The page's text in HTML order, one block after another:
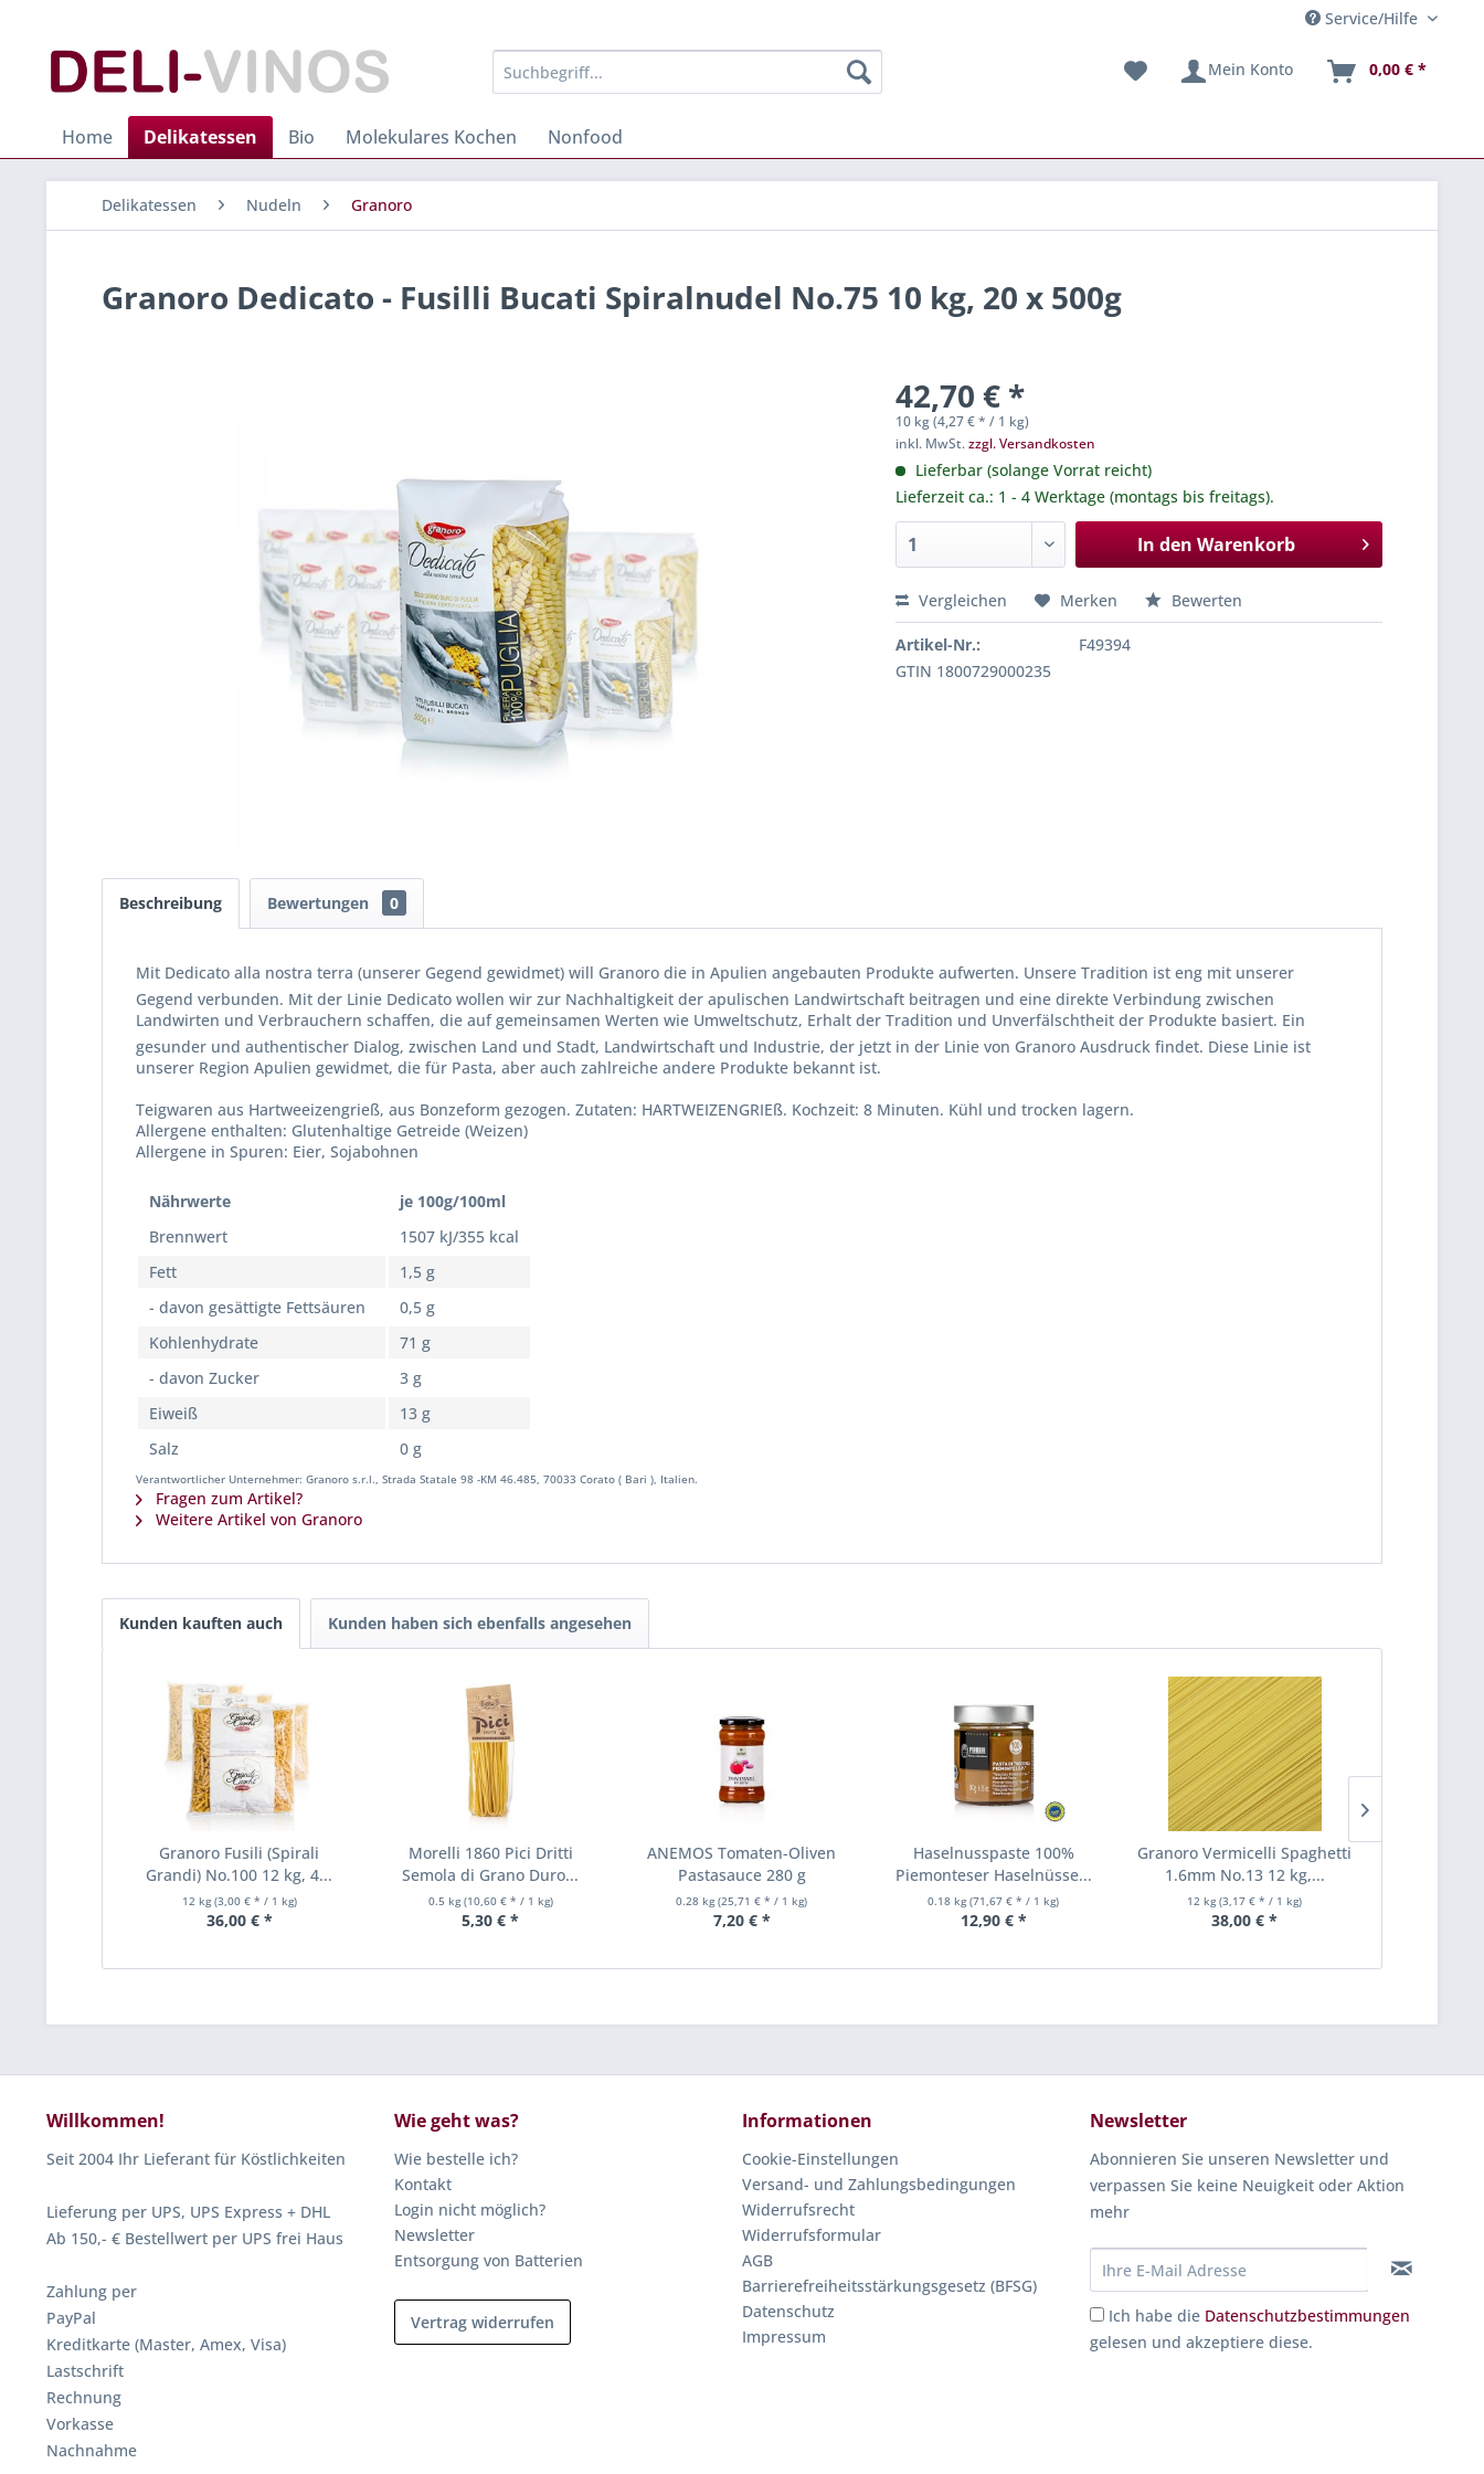
Service/Hilfe
Mein Konto 0,00 € *
Home Delikatessen Bio Molekulares Kochen Nonfood
Delikatessen Nudeln Granoro
Granoro Dedicato - Fusilli Bucati Spiralnudel No.75 10 kg, 20 x 500g
42,70 € *
10 kg (4,27 € * / 1 kg)
inkl. MwSt.zzgl. Versandkosten
Lieferbar (solange Vorrat reicht)
Lieferzeit ca.: 1 - 4 Werktage (montags bis freitags).
In den Warenkorb
Vergleichen Merken Bewerten
Artikel-Nr.:
F49394
GTIN 1800729000235
Beschreibung Bewertungen 0
Mit Dedicato alla nostra terra (unserer Gegend gewidmet) will Granoro die in Apulien angebauten Produkte aufwerten. Unsere Tradition ist eng mit unserer
Gegend verbunden. Mit der Linie Dedicato wollen wir zur Nachhaltigkeit der apulischen Landwirtschaft beitragen und eine direkte Verbindung zwischen
Landwirten und Verbrauchern schaffen, die auf gemeinsamen Werten wie Umweltschutz, Erhalt der Tradition und Unverfälschtheit der Produkte basiert. Ein
gesunder und authentischer Dialog, zwischen Land und Stadt, Landwirtschaft und Industrie, der jetzt in der Linie von Granoro Ausdruck findet. Diese Linie ist
unserer Region Apulien gewidmet, die für Pasta, aber auch zahlreiche andere Produkte bekannt ist.
Teigwaren aus Hartweeizengrieß, aus Bonzeform gezogen. Zutaten: HARTWEIZENGRIEß. Kochzeit: 8 Minuten. Kühl und trocken lagern.
Allergene enthalten: Glutenhaltige Getreide (Weizen)
Allergene in Spuren: Eier, Sojabohnen
Nährwerte
je 100g/100ml
Brennwert
1507 kJ/355 kcal
Fett
1,5 g
- davon gesättigte Fettsäuren
0,5 g
Kohlenhydrate
71 g
- davon Zucker
3 g
Eiweiß
13 g
Salz
0 g
Verantwortlicher Unternehmer: Granoro s.r.l., Strada Statale 98 -KM 46.485, 70033 Corato ( Bari ), Italien.
Fragen zum Artikel?
Weitere Artikel von Granoro
Kunden kauften auch Kunden haben sich ebenfalls angesehen
Granoro Fusili (Spirali
Grandi) No.100 12 kg, 4...
12 kg(3,00 € * / 1 kg)
36,00 € *
Morelli 1860 Pici Dritti
Semola di Grano Duro...
0.5 kg(10,60 € * / 1 kg)
5,30 € *
ANEMOS Tomaten-Oliven
Pastasauce 280 g
0.28 kg(25,71 € * / 1 kg)
7,20 € *
Haselnusspaste 100%
Piemonteser Haselnüsse...
0.18 kg(71,67 € * / 1 kg)
12,90 € *
Granoro Vermicelli Spaghetti
1.6mm No.13 12 kg,...
12 kg(3,17 € * / 1 kg)
38,00 € *
Willkommen!
Seit 2004 Ihr Lieferant für Köstlichkeiten
Lieferung per UPS, UPS Express + DHL
Ab 150,- € Bestellwert per UPS frei Haus
Zahlung per
PayPal
Kreditkarte (Master, Amex, Visa)
Lastschrift
Rechnung
Vorkasse
Nachnahme
Wie geht was?
Wie bestelle ich?
Kontakt
Login nicht möglich?
Newsletter
Entsorgung von Batterien
Vertrag widerrufen
Informationen
Cookie-Einstellungen
Versand- und Zahlungsbedingungen
Widerrufsrecht
Widerrufsformular
AGB
Barrierefreiheitsstärkungsgesetz (BFSG)
Datenschutz
Impressum
Newsletter
Abonnieren Sie unseren Newsletter und
verpassen Sie keine Neuigkeit oder Aktion
mehr
Ich habe die Datenschutzbestimmungen
gelesen und akzeptiere diese.